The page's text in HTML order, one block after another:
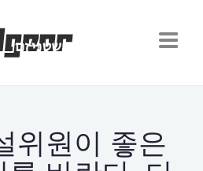
위원이 좋은